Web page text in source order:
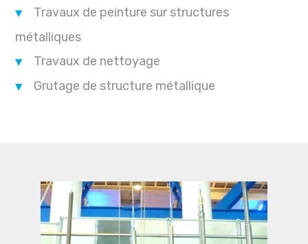
Travaux de peinture sur structures
métalliques
Travaux de nettoyage
Grutage de structure métallique